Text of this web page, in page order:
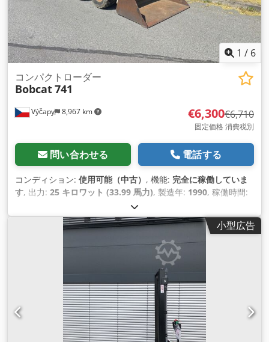
1 / 6
Výčapy 8,967 km
コンパクトローダー
Bobcat741
€6,300€6,710
固定価格 消費税別
問い合わせる 電話する
コンディション: 使用可能（中古） , 機能: 完全に稼働していま
す, 出力: 25 キロワット (33.99 馬力), 製造年: 1990, 稼働時間:
小型広告